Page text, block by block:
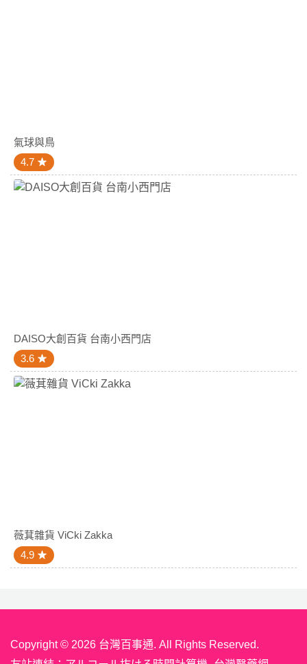
氣球與鳥
4.7
DAISO大創百貨 台南小西門店
3.6
薇萁雜貨 ViCki Zakka
4.9
Copyright © 2026 台灣百事通. All Rights Reserved.